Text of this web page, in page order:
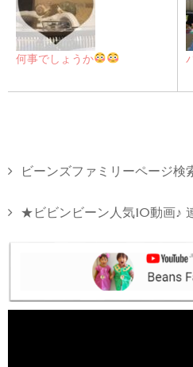
何事でしょうか
ビーンズファミリーページ検
★ビビンビーン人気10動画♪